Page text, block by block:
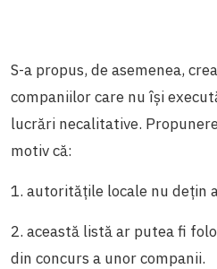
S-a propus, de asemenea,
companiilor care nu își
lucrări necalitative.
motiv că:
1. autoritățile locale nu dețin
2. această listă ar putea fi
din concurs a unor companii.